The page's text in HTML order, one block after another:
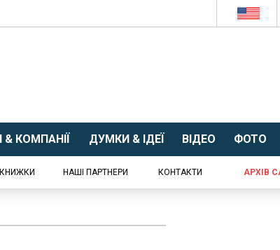
КОМПАНІЇ ДУМКИ & ІДЕЇ ВІДЕО ФОТО
КНИЖКИ НАШІ ПАРТНЕРИ КОНТАКТИ АРХІВ